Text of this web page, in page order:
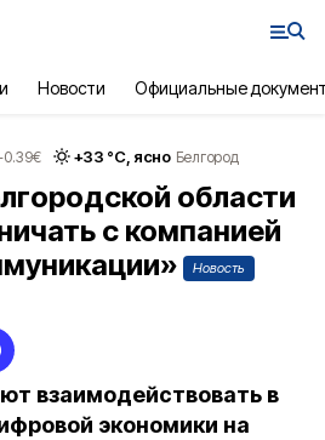
Новости Официальные
0.39€ +33 °С, ясно Белгород
области
с компанией
Новость
взаимодействовать в
экономики на